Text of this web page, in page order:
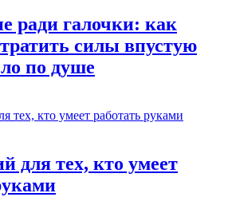
ради галочки: как
силы впустую
по душе
для тех, кто умеет